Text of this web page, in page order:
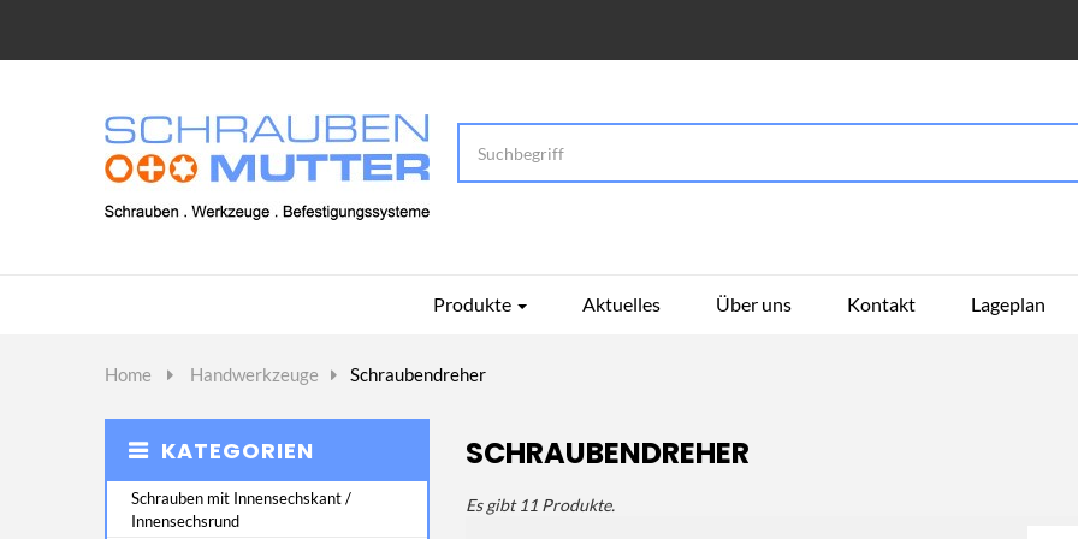
Produkte Aktuelles Über uns Kontakt Lageplan
Home > Handwerkzeuge > Schraubendreher
KATEGORIEN
Schrauben mit Innensechskant /
Innensechsrund
SCHRAUBENDREHER
Es gibt 11 Produkte.